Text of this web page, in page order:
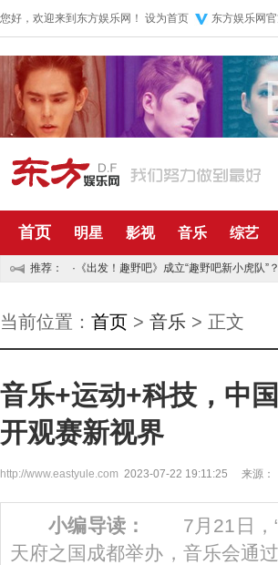
您好，欢迎来到东方娱乐网！ 设为首页 东方娱乐网
首页 明星 影视 音乐 综艺
推荐： · 《出发！趣野吧》成立“趣野吧新小虎队”
当前位置： 首页 > 音乐 > 正文
音乐+运动+科技，中
开观赛新视界
http://www.eastyule.com 2023-07-22 19:11:25 来源：
小编导读：
7月21日，“
天府之国成都举办，音乐会通